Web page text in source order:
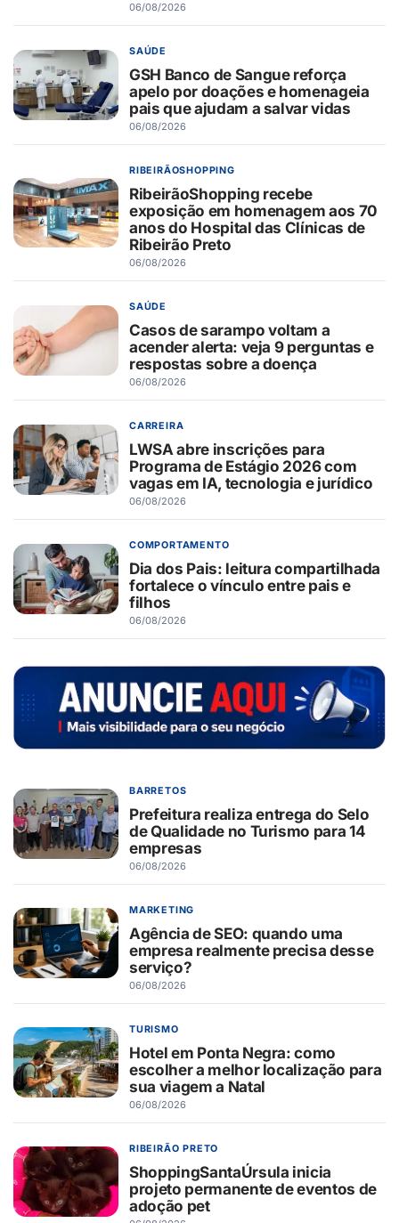
06/08/2026
SAÚDE
GSH Banco de Sangue reforça
apelo por doações e homenageia
pais que ajudam a salvar vidas
06/08/2026
RIBEIRÃOSHOPPING
RibeirãoShopping recebe
exposição em homenagem aos 70
anos do Hospital das Clínicas de
Ribeirão Preto
06/08/2026
SAÚDE
Casos de sarampo voltam a
acender alerta: veja 9 perguntas e
respostas sobre a doença
06/08/2026
CARREIRA
LWSA abre inscrições para
Programa de Estágio 2026 com
vagas em IA, tecnologia e jurídico
06/08/2026
COMPORTAMENTO
Dia dos Pais: leitura compartilhada
fortalece o vínculo entre pais e
filhos
06/08/2026
BARRETOS
Prefeitura realiza entrega do Selo
de Qualidade no Turismo para 14
empresas
06/08/2026
MARKETING
Agência de SEO: quando uma
empresa realmente precisa desse
serviço?
06/08/2026
TURISMO
Hotel em Ponta Negra: como
escolher a melhor localização para
sua viagem a Natal
06/08/2026
RIBEIRÃO PRETO
ShoppingSantaÚrsula inicia
projeto permanente de eventos de
adoção pet